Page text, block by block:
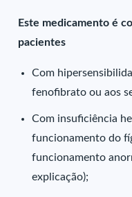
Este medicamento é
pacientes
Com
fenofibrato ou aos
Com insuficiência
funcionamento do
funcionamento
explicação);